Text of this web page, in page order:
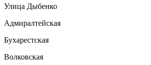
Улица Дыбенко
Адмиралтейская
Бухарестская
Волковская